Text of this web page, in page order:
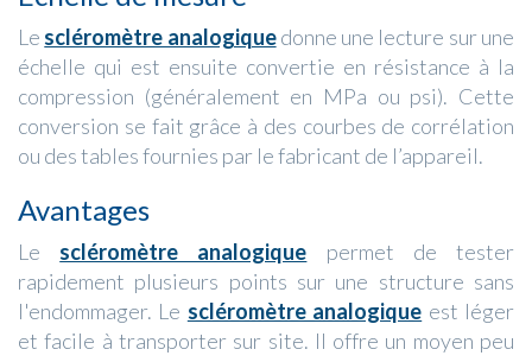
Le scléromètre analogiquedonne une lecture sur une
échelle qui est ensuite convertie en résistance à la
compression (généralement en MPa ou psi). Cette
conversion se fait grâce à des courbes de corrélation
ou des tables fournies par le fabricant de l’appareil.
Avantages
Le scléromètre analogique permet de tester
rapidement plusieurs points sur une structure sans
l'endommager. Le scléromètre analogique est léger
et facile à transporter sur site. Il offre un moyen peu